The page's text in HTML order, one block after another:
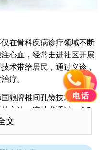
在骨科疾病诊疗领域不断
心血，经常走进社区开展
术带给居民，通过义诊，
疗。
牌椎间孔镜技术，是治
方法，该技术通过一个5
除压迫神经的髓核，从而
获得好评。
文